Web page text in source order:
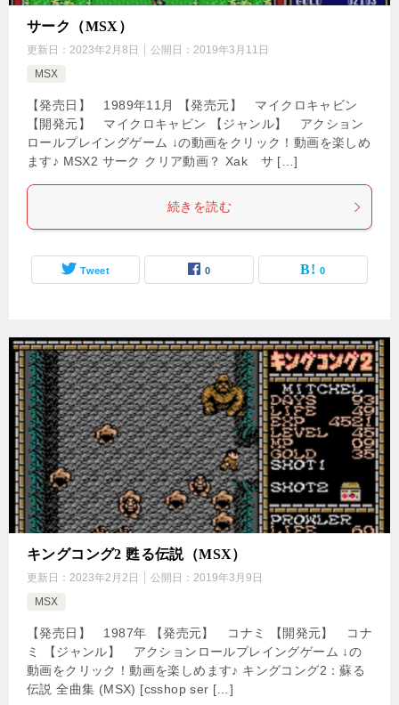
サーク（MSX）
更新日： 2023年2月8日 公開日： 2019年3月11日
MSX
【発売日】 1989年11月 【発売元】 マイクロキャビン
【開発元】 マイクロキャビン 【ジャンル】 アクション
ロールプレイングゲーム ↓の動画をクリック！動画を楽しめ
ます♪ MSX2 サーク クリア動画？ Xak サ […]
続きを読む
Tweet 0 0
キングコング2 甦る伝説（MSX）
更新日： 2023年2月2日 公開日： 2019年3月9日
MSX
【発売日】 1987年 【発売元】 コナミ 【開発元】 コナ
ミ 【ジャンル】 アクションロールプレイングゲーム ↓の
動画をクリック！動画を楽しめます♪ キングコング2：蘇る
伝説 全曲集 (MSX) [csshop ser […]